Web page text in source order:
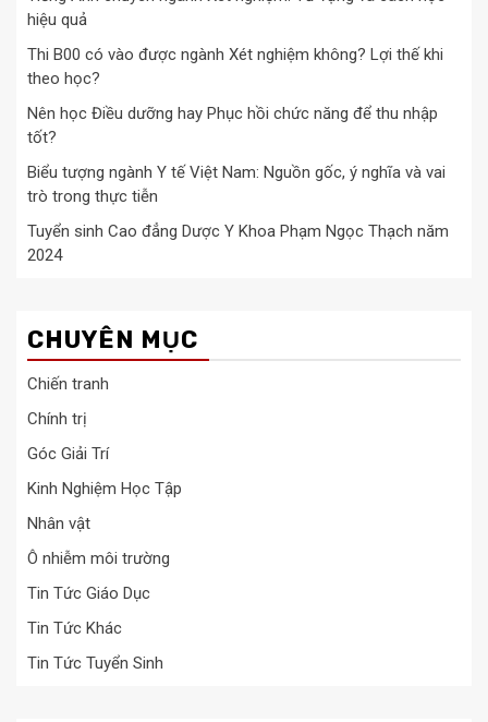
hiệu quả
Thi B00 có vào được ngành Xét nghiệm không? Lợi thế khi
theo học?
Nên học Điều dưỡng hay Phục hồi chức năng để thu nhập
tốt?
Biểu tượng ngành Y tế Việt Nam: Nguồn gốc, ý nghĩa và vai
trò trong thực tiễn
Tuyển sinh Cao đẳng Dược Y Khoa Phạm Ngọc Thạch năm
2024
CHUYÊN MỤC
Chiến tranh
Chính trị
Góc Giải Trí
Kinh Nghiệm Học Tập
Nhân vật
Ô nhiễm môi trường
Tin Tức Giáo Dục
Tin Tức Khác
Tin Tức Tuyển Sinh